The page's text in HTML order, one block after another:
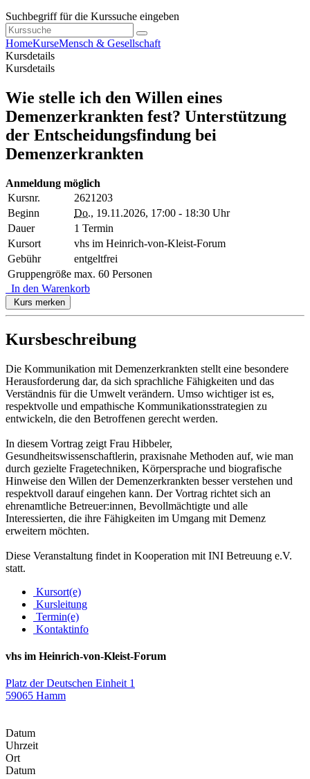
Suchbegriff für die Kurssuche eingeben
HomeKurseMensch & Gesellschaft
Kursdetails
Kursdetails
Wie stelle ich den Willen eines
Demenzerkrankten fest? Unterstützung
der Entscheidungsfindung bei
Demenzerkrankten
Anmeldung möglich
Kursnr.
2621203
Beginn
Do., 19.11.2026, 17:00 - 18:30 Uhr
Dauer
1 Termin
Kursort
vhs im Heinrich-von-Kleist-Forum
Gebühr
entgeltfrei
Gruppengröße max. 60 Personen
In den Warenkorb
Kurs merken
Kursbeschreibung
Die Kommunikation mit Demenzerkrankten stellt eine besondere
Herausforderung dar, da sich sprachliche Fähigkeiten und das
Verständnis für die Umwelt verändern. Umso wichtiger ist es,
respektvolle und empathische Kommunikationsstrategien zu
entwickeln, die den Betroffenen gerecht werden.
In diesem Vortrag zeigt Frau Hibbeler,
Gesundheitswissenschaftlerin, praxisnahe Methoden auf, wie man
durch gezielte Fragetechniken, Körpersprache und biografische
Hinweise den Willen der Demenzerkrankten besser verstehen und
respektvoll darauf eingehen kann. Der Vortrag richtet sich an
ehrenamtliche Betreuer:innen, Bevollmächtigte und alle
Interessierten, die ihre Fähigkeiten im Umgang mit Demenz
erweitern möchten.
Diese Veranstaltung findet in Kooperation mit INI Betreuung e.V.
statt.
Kursort(e)
Kursleitung
Termin(e)
Kontaktinfo
vhs im Heinrich-von-Kleist-Forum
Platz der Deutschen Einheit 1
59065 Hamm
Datum
Uhrzeit
Ort
Datum